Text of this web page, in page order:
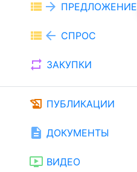
view_list arrow_forward ПРЕДЛОЖЕНИЕ
view_list arrow_back СПРОС
repeat ЗАКУПКИ
history_edu ПУБЛИКАЦИИ
description ДОКУМЕНТЫ
ondemand_video ВИДЕО